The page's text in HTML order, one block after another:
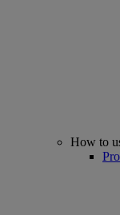
How to